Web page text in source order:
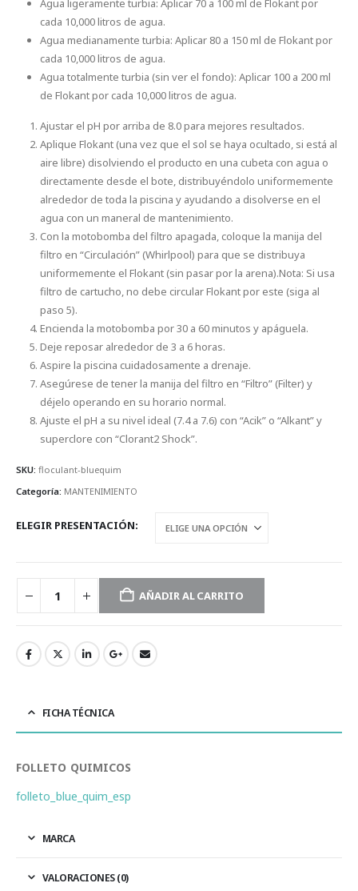
Agua ligeramente turbia: Aplicar 70 a 100 ml de Flokant por
cada 10,000 litros de agua.
Agua medianamente turbia: Aplicar 80 a 150 ml de Flokant por
cada 10,000 litros de agua.
Agua totalmente turbia (sin ver el fondo): Aplicar 100 a 200 ml
de Flokant por cada 10,000 litros de agua.
Ajustar el pH por arriba de 8.0 para mejores resultados.
Aplique Flokant (una vez que el sol se haya ocultado, si está al
aire libre) disolviendo el producto en una cubeta con agua o
directamente desde el bote, distribuyéndolo uniformemente
alrededor de toda la piscina y ayudando a disolverse en el
agua con un maneral de mantenimiento.
Con la motobomba del filtro apagada, coloque la manija del
filtro en “Circulación” (Whirlpool) para que se distribuya
uniformemente el Flokant (sin pasar por la arena).Nota: Si usa
filtro de cartucho, no debe circular Flokant por este (siga al
paso 5).
Encienda la motobomba por 30 a 60 minutos y apáguela.
Deje reposar alrededor de 3 a 6 horas.
Aspire la piscina cuidadosamente a drenaje.
Asegúrese de tener la manija del filtro en “Filtro” (Filter) y
déjelo operando en su horario normal.
Ajuste el pH a su nivel ideal (7.4 a 7.6) con “Acik” o “Alkant” y
superclore con “Clorant2 Shock”.
SKU: floculant-bluequim
Categoría: MANTENIMIENTO
ELEGIR PRESENTACIÓN
AÑADIR AL CARRITO
FICHA TÉCNICA
FOLLETO QUIMICOS
folleto_blue_quim_esp
MARCA
VALORACIONES (0)